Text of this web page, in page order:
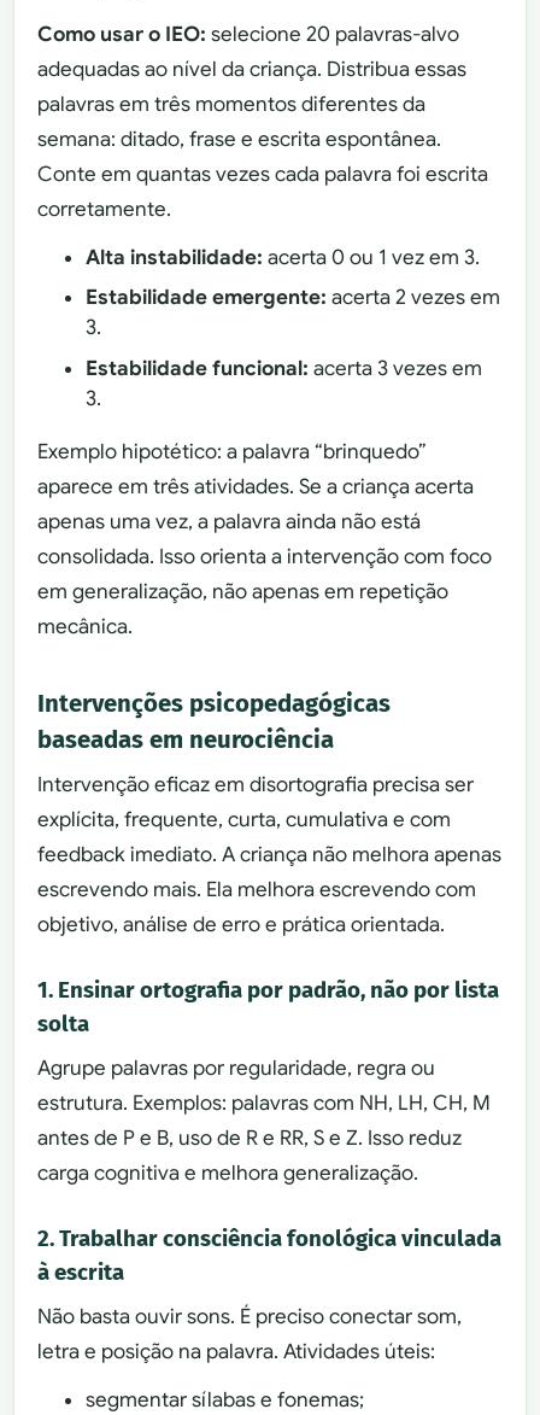
Como usar o IEO: selecione 20 palavras-alvo
adequadas ao nível da criança. Distribua essas
palavras em três momentos diferentes da
semana: ditado, frase e escrita espontânea.
Conte em quantas vezes cada palavra foi escrita
corretamente.
Alta instabilidade: acerta 0 ou 1 vez em 3.
Estabilidade emergente: acerta 2 vezes em
3.
Estabilidade funcional: acerta 3 vezes em
3.
Exemplo hipotético: a palavra “brinquedo”
aparece em três atividades. Se a criança acerta
apenas uma vez, a palavra ainda não está
consolidada. Isso orienta a intervenção com foco
em generalização, não apenas em repetição
mecânica.
Intervenções psicopedagógicas
baseadas em neurociência
Intervenção eficaz em disortografia precisa ser
explícita, frequente, curta, cumulativa e com
feedback imediato. A criança não melhora apenas
escrevendo mais. Ela melhora escrevendo com
objetivo, análise de erro e prática orientada.
1. Ensinar ortografia por padrão, não por lista
solta
Agrupe palavras por regularidade, regra ou
estrutura. Exemplos: palavras com NH, LH, CH, M
antes de P e B, uso de R e RR, S e Z. Isso reduz
carga cognitiva e melhora generalização.
2. Trabalhar consciência fonológica vinculada
à escrita
Não basta ouvir sons. É preciso conectar som,
letra e posição na palavra. Atividades úteis:
segmentar sílabas e fonemas;